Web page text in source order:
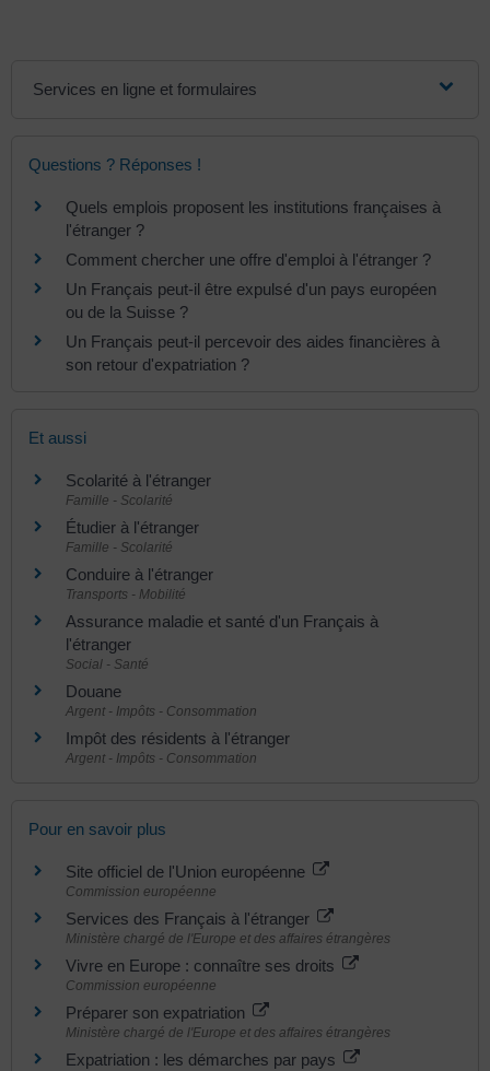
Services en ligne et formulaires
Questions ? Réponses !
Quels emplois proposent les institutions françaises à
l'étranger ?
Comment chercher une offre d'emploi à l'étranger ?
Un Français peut-il être expulsé d'un pays européen
ou de la Suisse ?
Un Français peut-il percevoir des aides financières à
son retour d'expatriation ?
Et aussi
Scolarité à l'étranger
Famille - Scolarité
Étudier à l'étranger
Famille - Scolarité
Conduire à l'étranger
Transports - Mobilité
Assurance maladie et santé d'un Français à
l'étranger
Social - Santé
Douane
Argent - Impôts - Consommation
Impôt des résidents à l'étranger
Argent - Impôts - Consommation
Pour en savoir plus
Site officiel de l'Union européenne
Commission européenne
Services des Français à l'étranger
Ministère chargé de l'Europe et des affaires étrangères
Vivre en Europe : connaître ses droits
Commission européenne
Préparer son expatriation
Ministère chargé de l'Europe et des affaires étrangères
Expatriation : les démarches par pays